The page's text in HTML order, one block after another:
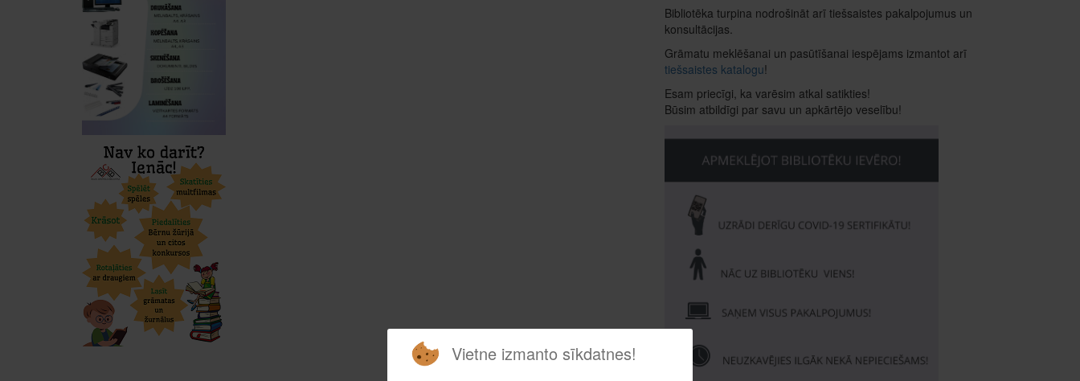
Bibliotēka turpina nodrošināt arī tiešsaistes pakalpojumus un
konsultācijas.
Grāmatu meklēšanai un pasūtīšanai iespējams izmantot arī
tiešsaistes katalogu!
Esam priecīgi, ka varēsim atkal satikties!
Būsim atbildīgi par savu un apkārtējo veselību!
Vietne izmanto sīkdatnes!